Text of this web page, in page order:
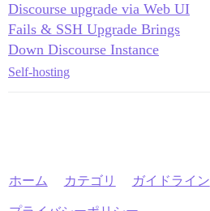
Discourse upgrade via Web UI
Fails & SSH Upgrade Brings
Down Discourse Instance
Self-hosting
ホーム カテゴリ ガイドライン